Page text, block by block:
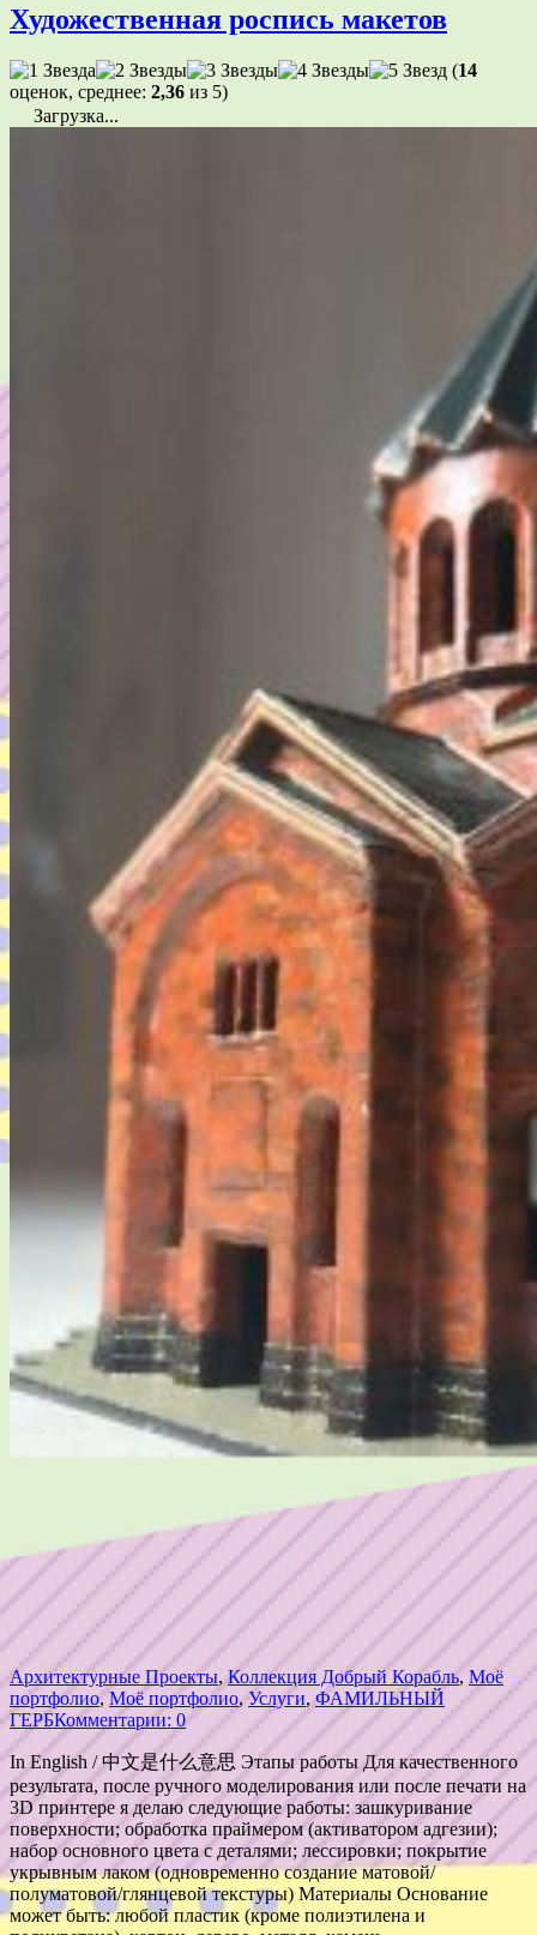
Художественная роспись макетов
(14
оценок, среднее: 2,36 из 5)
Загрузка...
Архитектурные Проекты, Коллекция Добрый Корабль, Моё
портфолио, Моё портфолио,Услуги, ФАМИЛЬНЫЙ
ГЕРБКомментарии: 0
In English / 中文是什么意思 Этапы работы Для качественного
результата, после ручного моделирования или после печати на
3D принтере я делаю следующие работы: зашкуривание
поверхности; обработка праймером (активатором адгезии);
набор основного цвета с деталями; лессировки; покрытие
укрывным лаком (одновременно создание матовой/
полуматовой/глянцевой текстуры) Материалы Основание
может быть: любой пластик (кроме полиэтилена и